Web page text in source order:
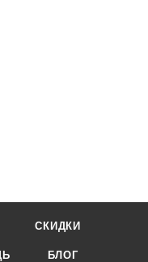
СКИДКИ
БЛОГ